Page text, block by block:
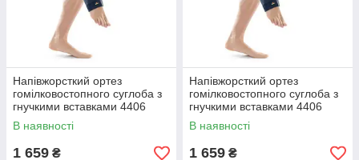
Напівжорсткий ортез
гомілковостопного суглоба з
гнучкими вставками 4406
Orliman
В наявності
1 659 ₴
Напівжорсткий ортез
гомілковостопного суглоба з
гнучкими вставками 4406
Orliman
В наявності
1 659 ₴